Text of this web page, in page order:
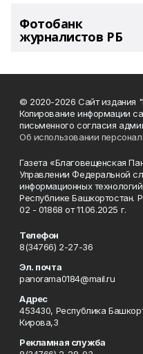
Фотобанк
журналистов РБ
© 2020-2026 Сайт издания
Копирование информации
письменного согласия
Об использовании
Газета «Благовещенская
Управлении Федеральной
информационных
Республике Башкортостан.
02 - 01868 от 11.06.2025 г.
Телефон
8(34766) 2-27-36
Эл. почта
panorama0184@mail.ru
Адрес
453430, Республика
Кирова,3
Рекламная служба